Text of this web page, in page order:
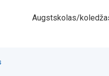
Augstskolas/